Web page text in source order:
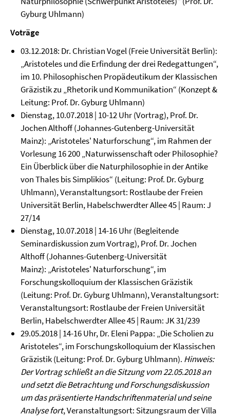
Gyburg Uhlmann)
Voträge
03.12.2018: Dr. Christian Vogel (Freie Universität Berlin):
„Aristoteles und die Erfindung der drei Redegattungen“,
im 10. Philosophischen Propädeutikum der Klassischen
Gräzistik zu „Rhetorik und Kommunikation“ (Konzept &
Leitung: Prof. Dr. Gyburg Uhlmann)
Dienstag, 10.07.2018 | 10-12 Uhr (Vortrag), Prof. Dr.
Jochen Althoff (Johannes-Gutenberg-Universität
Mainz): „Aristoteles' Naturforschung“, im Rahmen der
Vorlesung 16 200 „Naturwissenschaft oder Philosophie?
Ein Überblick über die Naturphilosophie in der Antike
von Thales bis Simplikios“ (Leitung: Prof. Dr. Gyburg
Uhlmann), Veranstaltungsort: Rostlaube der Freien
Universität Berlin, Habelschwerdter Allee 45 | Raum: J
27/14
Dienstag, 10.07.2018 | 14-16 Uhr (Begleitende
Seminardiskussion zum Vortrag), Prof. Dr. Jochen
Althoff (Johannes-Gutenberg-Universität
Mainz): „Aristoteles' Naturforschung“, im
Forschungskolloquium der Klassischen Gräzistik
(Leitung: Prof. Dr. Gyburg Uhlmann), Veranstaltungsort:
Veranstaltungsort: Rostlaube der Freien Universität
Berlin, Habelschwerdter Allee 45 | Raum: JK 31/239
29.05.2018 | 14-16 Uhr, Dr. Eleni Pappa: „Die Scholien zu
Aristoteles“, im Forschungskolloquium der Klassischen
Gräzistik (Leitung: Prof. Dr. Gyburg Uhlmann). Hinweis:
Der Vortrag schließt an die Sitzung vom 22.05.2018 an
und setzt die Betrachtung und Forschungsdiskussion
um das präsentierte Handschriftenmaterial und seine
Analyse fort, Veranstaltungsort: Sitzungsraum der Villa